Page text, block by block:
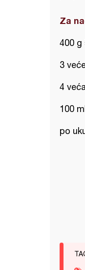
Za
400 g
3
4
100
po